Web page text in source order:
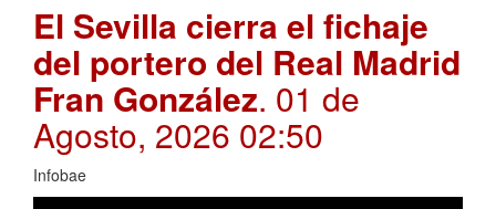
El Sevilla cierra el fichaje
del portero del Real Madrid
Fran González. 01 de
Agosto, 2026 02:50
Infobae